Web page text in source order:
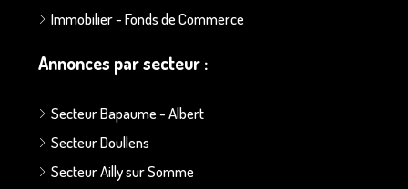
Immobilier - Fonds de Commerce
Annonces par secteur :
Secteur Bapaume - Albert
Secteur Doullens
Secteur Ailly sur Somme